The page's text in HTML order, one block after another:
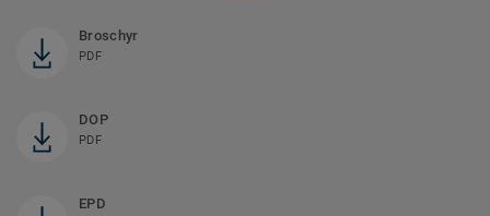
Broschyr
PDF
DOP
PDF
EPD